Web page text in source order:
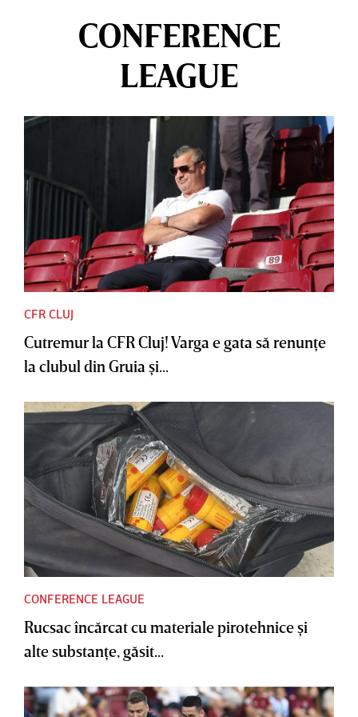
CONFERENCE
LEAGUE
CFR CLUJ
Cutremur la CFR Cluj! Varga e gata să renunţe
la clubul din Gruia şi...
CONFERENCE LEAGUE
Rucsac încărcat cu materiale pirotehnice şi
alte substanţe, găsit...